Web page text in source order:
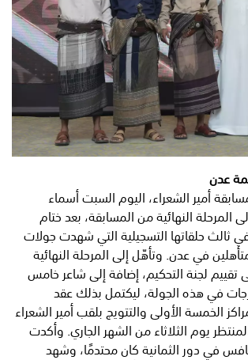
عدن
أمير الشعراء، اليوم السبت أسماء
المرحلة النهائية من المسابقة، بعد ختام
دور الـ 8 في ثالث حلقاتها التسجيلية التي شهدت جولات
في عدن. وتأهّل إلى المرحلة النهائية
تقييم لجنة التحكيم، إضافة إلى شاعر خامس
في هذه الجولة، ليكتمل بذلك عقد
الخمسة الأولى والتتويج بلقب أمير الشعراء
يوم الثلاثاء من الشهر الجاري. وأكدت
في دور الثمانية كان محتدمًا، وشهد